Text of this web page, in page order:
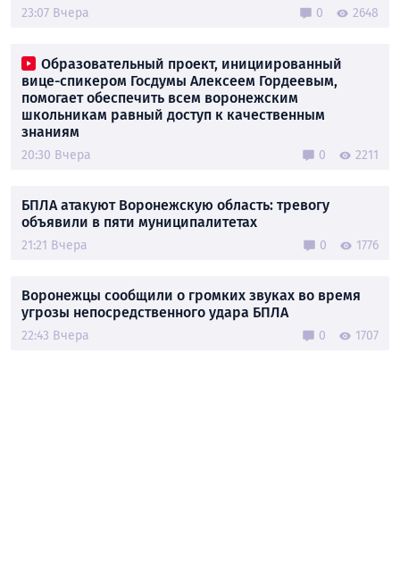
23:07 Вчера 0 2648
Образовательный проект, инициированный
вице-спикером Госдумы Алексеем Гордеевым,
помогает обеспечить всем воронежским
школьникам равный доступ к качественным
знаниям
20:30 Вчера 0 2211
БПЛА атакуют Воронежскую область: тревогу
объявили в пяти муниципалитетах
21:21 Вчера 0 1776
Воронежцы сообщили о громких звуках во время
угрозы непосредственного удара БПЛА
22:43 Вчера 0 1707